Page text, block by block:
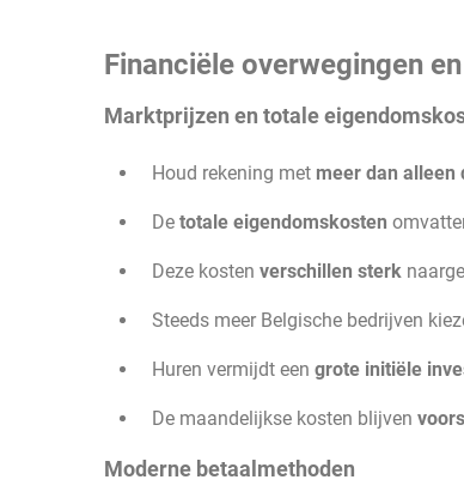
Financiële overwegingen
Marktprijzen en totale
Houd rekening met meer dan alleen
De totale eigendomskosten
Deze kosten verschillen sterk
Steeds meer Belgische bedrijven
Huren vermijdt een grote initiële
De maandelijkse kosten blijven
Moderne betaalmethoden